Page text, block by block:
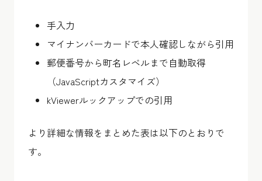
手入力
マイナンバーカードで本人確認しながら引用
郵便番号から町名レベルまで自動取得
（JavaScriptカスタマイズ）
kViewerルックアップでの引用
より詳細な情報をまとめた表は以下のとおりで
す。